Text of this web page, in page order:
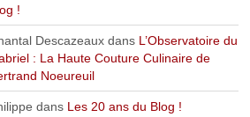
!
Descazeauxdans L’Observatoire du
: La Haute Couture Culinaire de
Noeureuil
dans Les 20 ans du Blog !